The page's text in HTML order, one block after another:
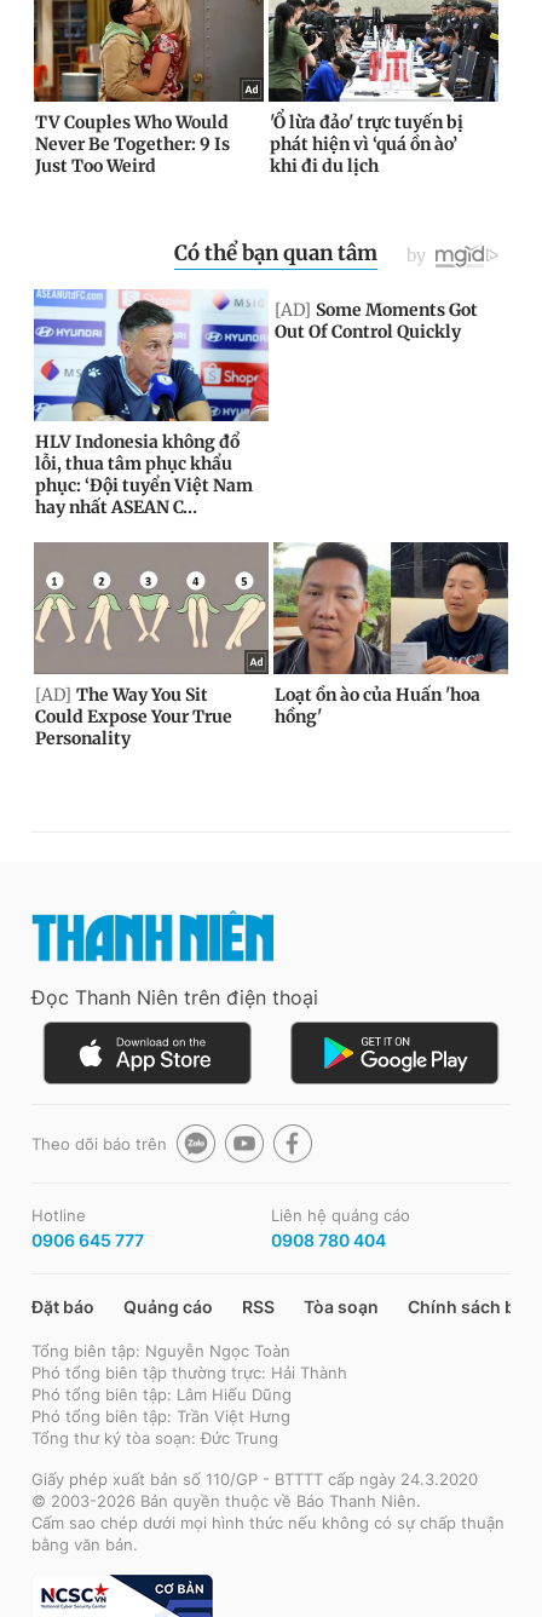
Đọc Thanh Niên trên điện thoại
Theo dõi báo trên
Hotline
0906 645 777
Liên hệ quảng cáo
0908 780 404
Đặt báo Quảng cáo RSS Tòa soạn Chính sách bảo
Tổng biên tập: Nguyễn Ngọc Toàn
Phó tổng biên tập thường trực: Hải Thành
Phó tổng biên tập: Lâm Hiếu Dũng
Phó tổng biên tập: Trần Việt Hưng
Tổng thư ký tòa soạn: Đức Trung
Giấy phép xuất bản số 110/GP - BTTTT cấp ngày 24.3.2020
© 2003-2026 Bản quyền thuộc về Báo Thanh Niên.
Cấm sao chép dưới mọi hình thức nếu không có sự chấp thuận
bằng văn bản.